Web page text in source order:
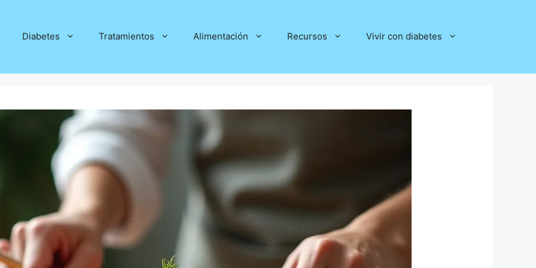
Diabetes Tratamientos Alimentación Recursos Vivir con diabetes